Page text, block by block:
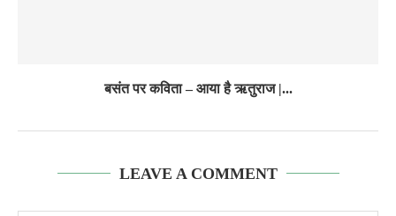
बसंत पर कविता – आया है ऋतुराज |...
LEAVE A COMMENT